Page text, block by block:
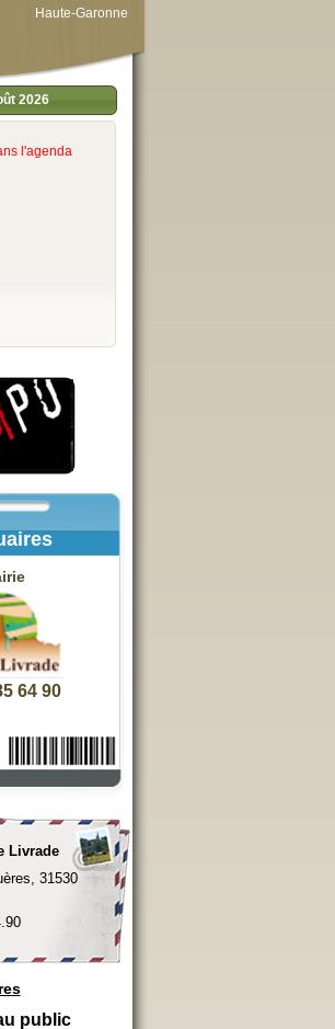
Haute-Garonne
2026
l'agenda
64 90
Livrade
31530
public